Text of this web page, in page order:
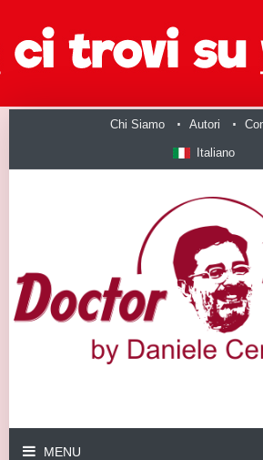
Chi Siamo Autori
Italiano
MENU